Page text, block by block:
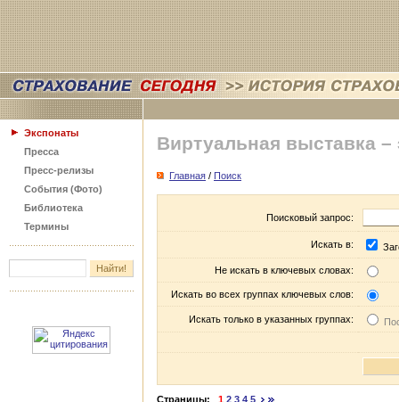
Экспонаты
Пресса
Пресс-релизы
События (Фото)
Библиотека
Термины
Виртуальная выставка –
Главная / Поиск
Поисковый запрос:
Искать в:
Не искать в ключевых словах:
Искать во всех группах ключевых слов:
Искать только в указанных группах:
Страницы: 1 2 3 4 5